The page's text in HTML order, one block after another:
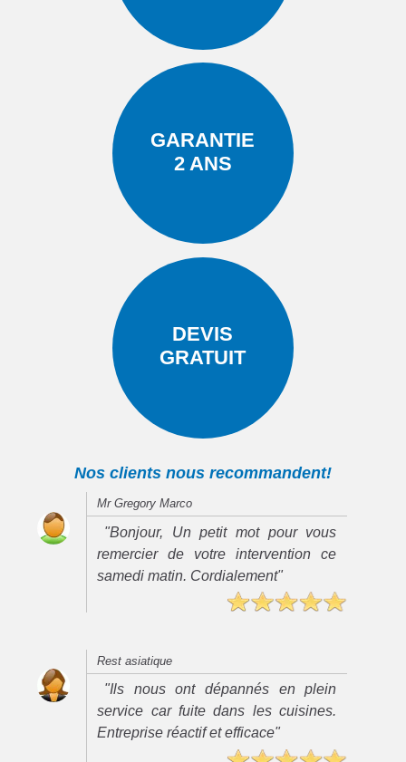
GARANTIE
2 ANS
DEVIS
GRATUIT
Nos clients nous recommandent!
Mr Gregory Marco
"Bonjour, Un petit mot pour vous
remercier de votre intervention ce
samedi matin. Cordialement"
Rest asiatique
"Ils nous ont dépannés en plein
service car fuite dans les cuisines.
Entreprise réactif et efficace"